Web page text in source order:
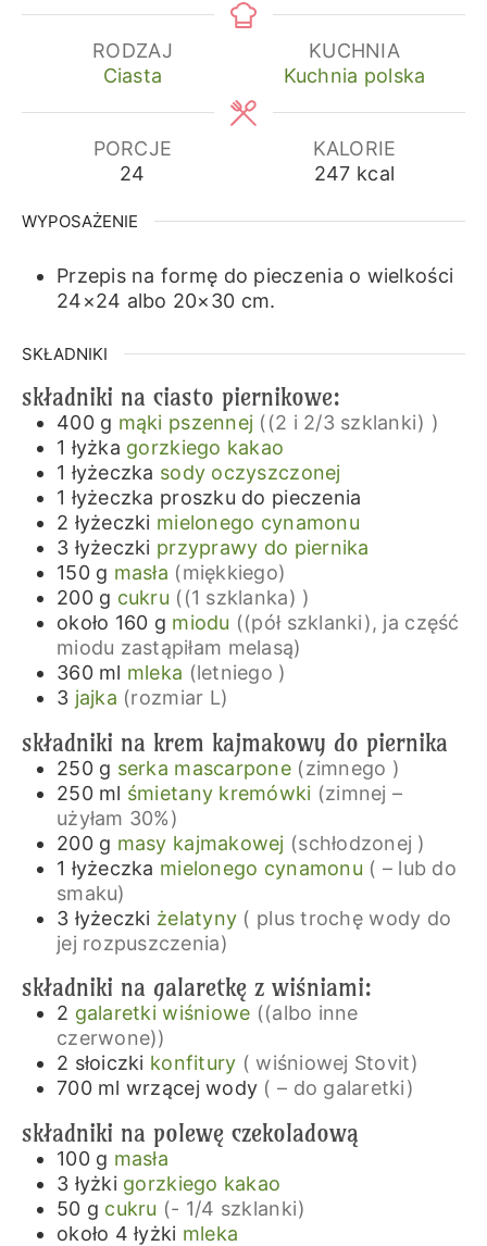
RODZAJ
Ciasta
KUCHNIA
Kuchnia polska
PORCJE
24
KALORIE
247 kcal
WYPOSAŻENIE
Przepis na formę do pieczenia o wielkości
24×24 albo 20×30 cm.
SKŁADNIKI
składniki na ciasto piernikowe:
400 g mąki pszennej ((2 i 2/3 szklanki) )
1 łyżka gorzkiego kakao
1 łyżeczka sody oczyszczonej
1 łyżeczka proszku do pieczenia
2 łyżeczki mielonego cynamonu
3 łyżeczki przyprawy do piernika
150 g masła (miękkiego)
200 g cukru ((1 szklanka) )
około 160 g miodu ((pół szklanki), ja część
miodu zastąpiłam melasą)
360 ml mleka (letniego )
3 jajka (rozmiar L)
składniki na krem kajmakowy do piernika
250 g serka mascarpone (zimnego )
250 ml śmietany kremówki (zimnej –
użyłam 30%)
200 g masy kajmakowej (schłodzonej )
1 łyżeczka mielonego cynamonu ( – lub do
smaku)
3 łyżeczki żelatyny ( plus trochę wody do
jej rozpuszczenia)
składniki na galaretkę z wiśniami:
2 galaretki wiśniowe ((albo inne
czerwone))
2 słoiczki konfitury ( wiśniowej Stovit)
700 ml wrzącej wody ( – do galaretki)
składniki na polewę czekoladową
100 g masła
3 łyżki gorzkiego kakao
50 g cukru (- 1/4 szklanki)
około 4 łyżki mleka